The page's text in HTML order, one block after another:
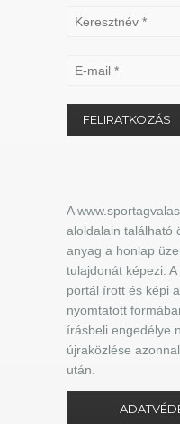
A
aloldalain található
anyag a honlap
tulajdonát képezi.
portál írott és képi
nyomtatott
írásbeli engedélye
újraközlése
után.